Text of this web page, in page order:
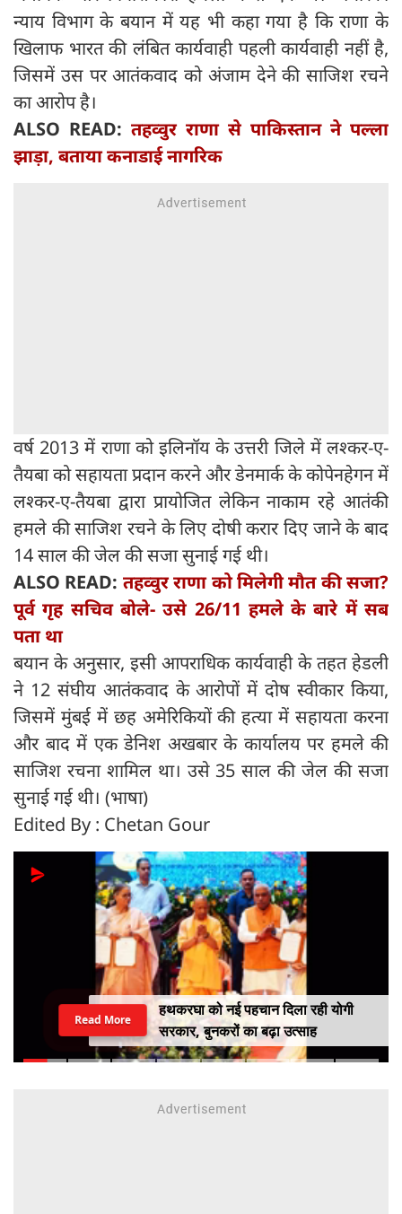
न्याय विभाग के बयान में यह भी कहा गया है कि राणा के
खिलाफ भारत की लंबित कार्यवाही पहली कार्यवाही नहीं है,
जिसमें उस पर आतंकवाद को अंजाम देने की साजिश रचने
का आरोप है।
ALSO READ: तहव्वुर राणा से पाकिस्तान ने पल्ला
झाड़ा, बताया कनाडाई नागरिक
वर्ष 2013 में राणा को इलिनॉय के उत्तरी जिले में लश्कर-ए-
तैयबा को सहायता प्रदान करने और डेनमार्क के कोपेनहेगन में
लश्कर-ए-तैयबा द्वारा प्रायोजित लेकिन नाकाम रहे आतंकी
हमले की साजिश रचने के लिए दोषी करार दिए जाने के बाद
14 साल की जेल की सजा सुनाई गई थी।
ALSO READ: तहव्वुर राणा को मिलेगी मौत की सजा?
पूर्व गृह सचिव बोले- उसे 26/11 हमले के बारे में सब
पता था
बयान के अनुसार, इसी आपराधिक कार्यवाही के तहत हेडली
ने 12 संघीय आतंकवाद के आरोपों में दोष स्वीकार किया,
जिसमें मुंबई में छह अमेरिकियों की हत्या में सहायता करना
और बाद में एक डेनिश अखबार के कार्यालय पर हमले की
साजिश रचना शामिल था। उसे 35 साल की जेल की सजा
सुनाई गई थी। (भाषा)
Edited By : Chetan Gour
हथकरघा को नई पहचान दिला रही योगी
सरकार, बुनकरों का बढ़ा उत्साह
Read More